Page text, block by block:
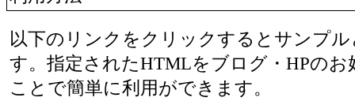
以下のリンクをクリックするとサンプ
す。指定されたHTMLをブログ・HPの
ことで簡単に利用ができます。